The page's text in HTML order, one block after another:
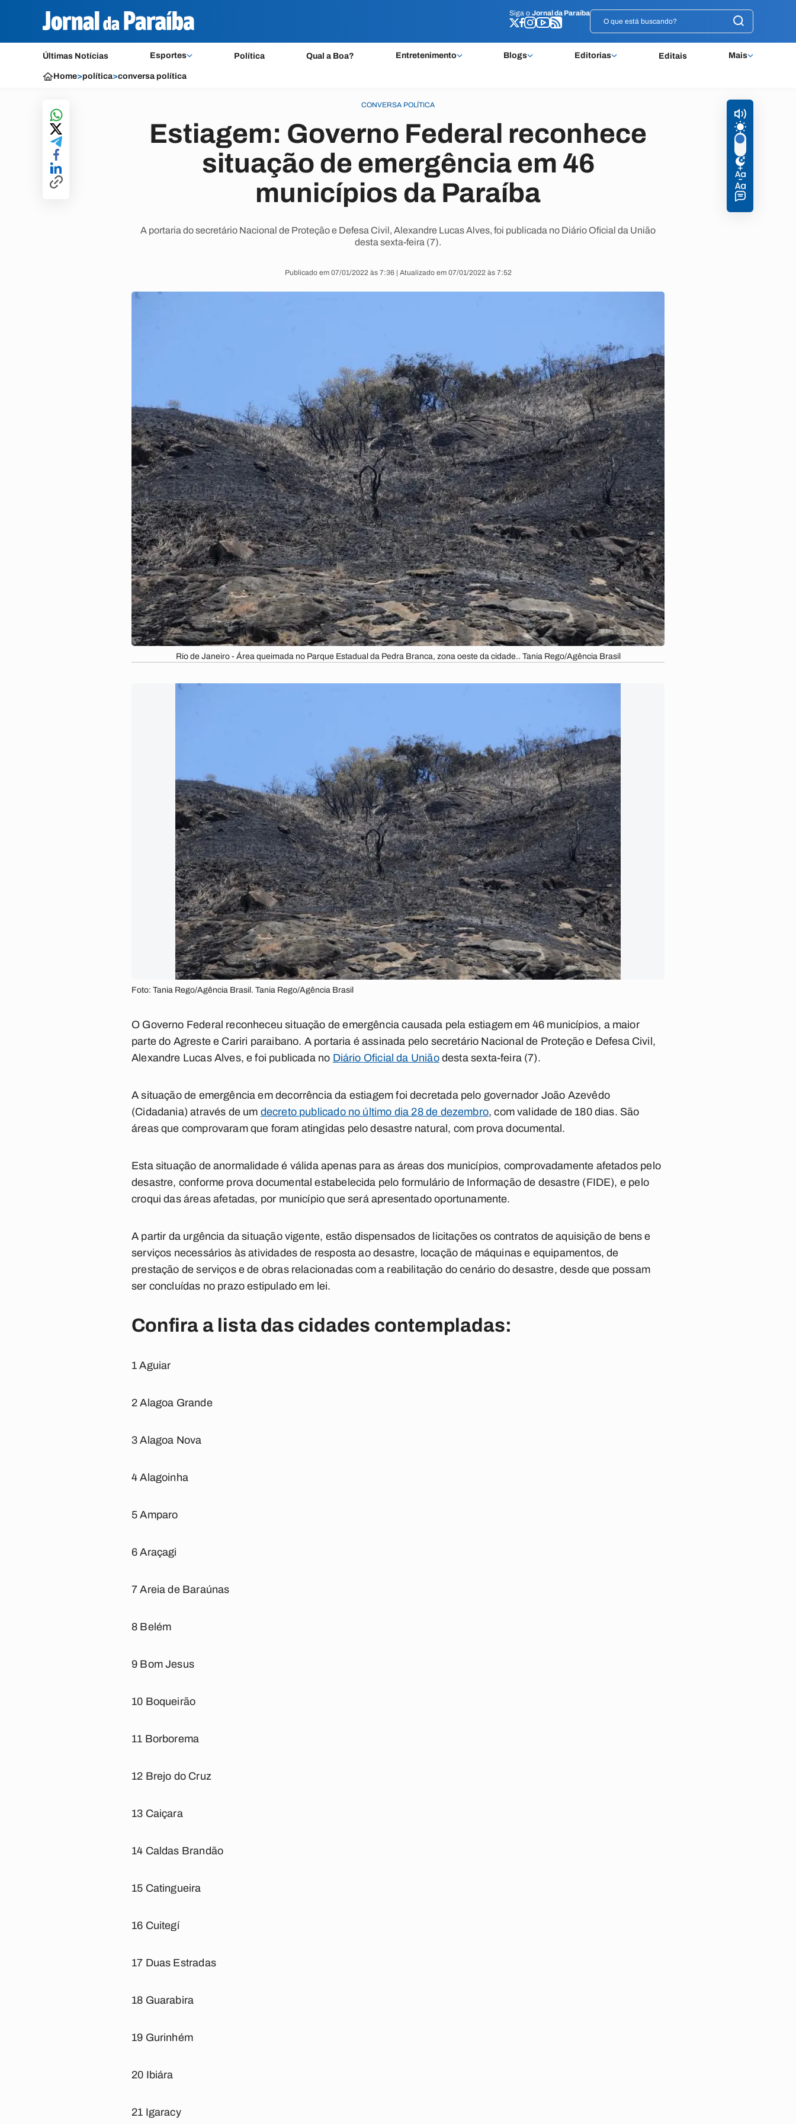
Siga o Jornal da Paraíba
Últimas Notícias Esportes Política Qual a Boa? Entretenimento Blogs Editorias Editais Mais
Siga o Jornal da Paraíba
Home>política>conversa política
CONVERSA POLÍTICA
Estiagem: Governo Federal reconhece
situação de emergência em 46
municípios da Paraíba
A portaria do secretário Nacional de Proteção e Defesa Civil, Alexandre Lucas Alves, foi publicada no Diário Oficial da União
desta sexta-feira (7).
Publicado em 07/01/2022 às 7:36 | Atualizado em 07/01/2022 às 7:52
Rio de Janeiro - Área queimada no Parque Estadual da Pedra Branca, zona oeste da cidade.. Tania Rego/Agência Brasil
Foto: Tania Rego/Agência Brasil. Tania Rego/Agência Brasil
O Governo Federal reconheceu situação de emergência causada pela estiagem em 46 municípios, a maior
parte do Agreste e Cariri paraibano. A portaria é assinada pelo secretário Nacional de Proteção e Defesa Civil,
Alexandre Lucas Alves, e foi publicada no Diário Oficial da Uniãodesta sexta-feira (7).
A situação de emergência em decorrência da estiagem foi decretada pelo governador João Azevêdo
(Cidadania) através de um decreto publicado no último dia 28 de dezembro, com validade de 180 dias. São
áreas que comprovaram que foram atingidas pelo desastre natural, com prova documental.
Esta situação de anormalidade é válida apenas para as áreas dos municípios, comprovadamente afetados pelo
desastre, conforme prova documental estabelecida pelo formulário de Informação de desastre (FIDE), e pelo
croqui das áreas afetadas, por município que será apresentado oportunamente.
A partir da urgência da situação vigente, estão dispensados de licitações os contratos de aquisição de bens e
serviços necessários às atividades de resposta ao desastre, locação de máquinas e equipamentos, de
prestação de serviços e de obras relacionadas com a reabilitação do cenário do desastre, desde que possam
ser concluídas no prazo estipulado em lei.
Confira a lista das cidades contempladas:
1 Aguiar
2 Alagoa Grande
3 Alagoa Nova
4 Alagoinha
5 Amparo
6 Araçagi
7 Areia de Baraúnas
8 Belém
9 Bom Jesus
10 Boqueirão
11 Borborema
12 Brejo do Cruz
13 Caiçara
14 Caldas Brandão
15 Catingueira
16 Cuitegí
17 Duas Estradas
18 Guarabira
19 Gurinhém
20 Ibiára
21 Igaracy